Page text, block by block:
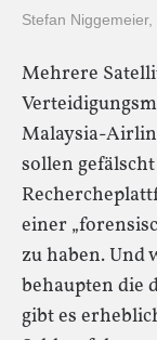
Stefan Niggemeier,
Mehrere
Malaysia-
sollen
einer
zu haben. Und
behaupten die
gibt es